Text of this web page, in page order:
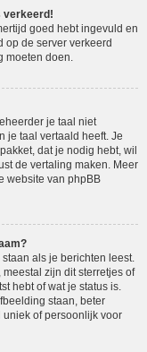
verkeerd!
goed hebt ingevuld en
op de server verkeerd
moeten doen.
je taal niet
je taal vertaald heeft. Je
dat je nodig hebt, wil
de vertaling maken. Meer
website van phpBB
als je berichten leest.
zijn dit sterretjes of
hebt of wat je status is.
staan, beter
uniek of persoonlijk voor